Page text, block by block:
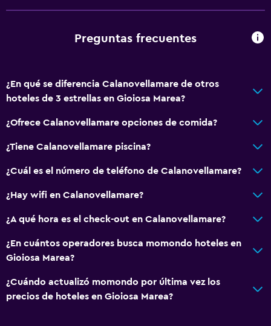
Preguntas frecuentes
¿En qué se diferencia Calanovellamare de otros
hoteles de 3 estrellas en Gioiosa Marea?
¿Ofrece Calanovellamare opciones de comida?
¿Tiene Calanovellamare piscina?
¿Cuál es el número de teléfono de Calanovellamare?
¿Hay wifi en Calanovellamare?
¿A qué hora es el check-out en Calanovellamare?
¿En cuántos operadores busca momondo hoteles en
Gioiosa Marea?
¿Cuándo actualizó momondo por última vez los
precios de hoteles en Gioiosa Marea?